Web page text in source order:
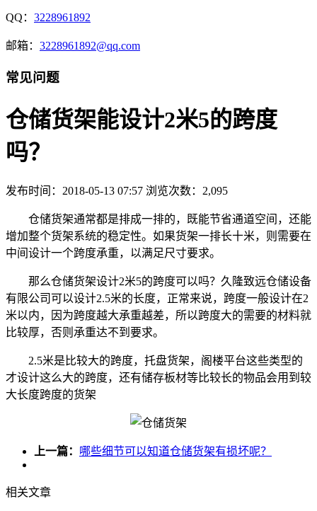
QQ： 3228961892
邮箱： 3228961892@qq.com
常见问题
仓储货架能设计2米5的跨度
吗？
发布时间：2018-05-13 07:57 浏览次数：2,095
仓储货架通常都是排成一排的，既能节省通道空间，还能
增加整个货架系统的稳定性。如果货架一排长十米，则需要在
中间设计一个跨度承重，以满足尺寸要求。
那么仓储货架设计2米5的跨度可以吗？久隆致远仓储设备
有限公司可以设计2.5米的长度，正常来说，跨度一般设计在2
米以内，因为跨度越大承重越差，所以跨度大的需要的材料就
比较厚，否则承重达不到要求。
2.5米是比较大的跨度，托盘货架，阁楼平台这些类型的
才设计这么大的跨度，还有储存板材等比较长的物品会用到较
大长度跨度的货架
上一篇： 哪些细节可以知道仓储货架有损坏呢？
相关文章